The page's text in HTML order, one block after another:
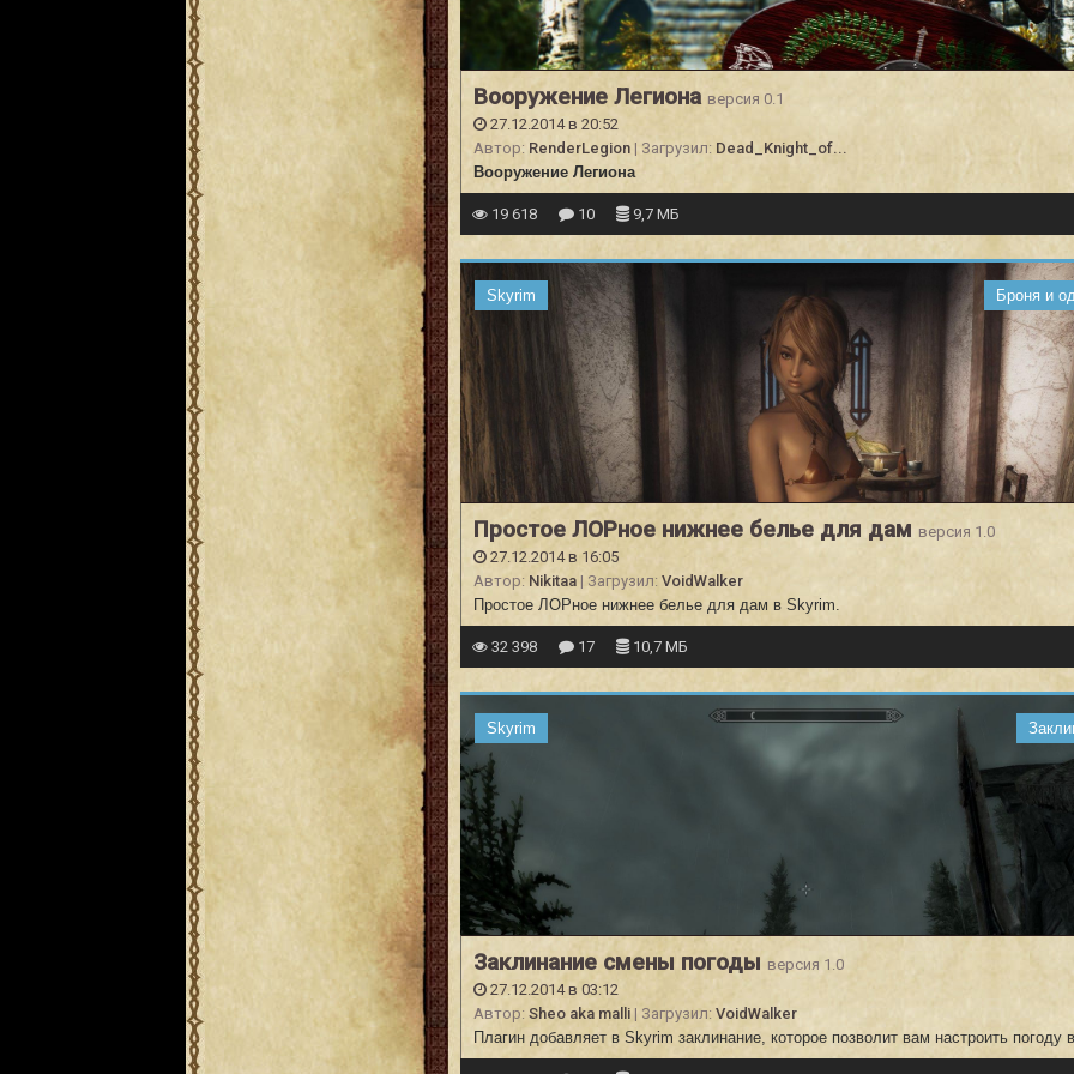
Вооружение Легиона версия 0.1
27.12.2014 в 20:52
Автор: RenderLegion | Загрузил: Dead_Knight_of...
Вооружение Легиона
19 618 10 9,7 МБ
Skyrim Броня и
Простое ЛОРное нижнее белье для дам версия 1.0
27.12.2014 в 16:05
Автор: Nikitaa | Загрузил: VoidWalker
Простое ЛОРное нижнее белье для дам в Skyrim.
32 398 17 10,7 МБ
Skyrim
Заклинание смены погоды версия 1.0
27.12.2014 в 03:12
Автор: Sheo aka malli | Загрузил: VoidWalker
Плагин добавляет в Skyrim заклинание, которое позволит вам настроить погоду